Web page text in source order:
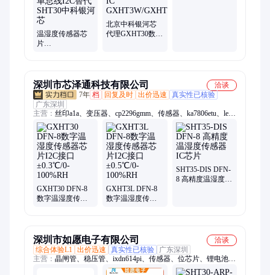
温湿度传感器芯
片
北京中科银河芯
代理GXHT30数字
深圳市芯泽通科技有限公司
洽谈
7年 档 回复及时 出价迅速
真实性已核验
广东深圳
主营： 丝印a1a、变压器、cp2296gmm、传感器、ka7806etu、led
电平、锂电池、贴片mcu、丝印g3q、bcx5616ta、ax3514asa、cbb
电容、sa7527str、tpf144-vr、wm8746eds、丝印cbz、ww1贴片、
pca9535pw、封装bga、74vhc08mx、ws05-4r2p、ssm3j09fu、
rpf09040b、贴片bga、mb15024gp、ssm3k16fv
GXHT30 DFN-8
数字温湿度传感
GXHT3L DFN-8
数字温湿度传感
SHT35-DIS DFN-
8 高精度温湿度传
深圳市如愿电子有限公司
洽谈
综合体验L1
出价迅速 真实性已核验
广东深圳
主营： 晶闸管、稳压管、ixdn614pi、传感器、位芯片、锂电池、
放大器、存储容、逆变器、稳压器、电池板、控制器、整流管、